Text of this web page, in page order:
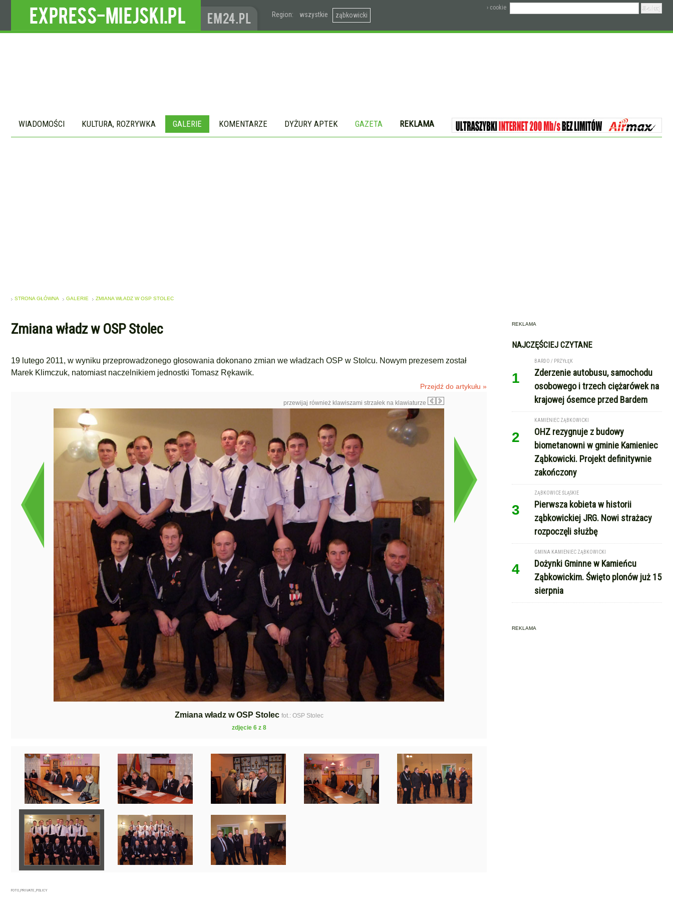
Region: wszystkie ząbkowicki
› cookie
WIADOMOŚCI KULTURA, ROZRYWKA GALERIE KOMENTARZE DYŻURY APTEK GAZETA REKLAMA
STRONA GŁÓWNA GALERIE ZMIANA WŁADZ W OSP STOLEC
Zmiana władz w OSP Stolec
19 lutego 2011, w wyniku przeprowadzonego głosowania dokonano zmian we władzach OSP w Stolcu. Nowym prezesem został
Marek Klimczuk, natomiast naczelnikiem jednostki Tomasz Rękawik.
Przejdź do artykułu »
przewijaj również klawiszami strzałek na klawiaturze
Zmiana władz w OSP Stolec fot.: OSP Stolec
zdjęcie 6 z 8
FOTO_PRIVATE_POLICY
REKLAMA
NAJCZĘŚCIEJ CZYTANE
1
BARDO / PRZYŁĘK
Zderzenie autobusu, samochodu
osobowego i trzech ciężarówek na
krajowej ósemce przed Bardem
2
KAMIENIEC ZĄBKOWICKI
OHZ rezygnuje z budowy
biometanowni w gminie Kamieniec
Ząbkowicki. Projekt definitywnie
zakończony
3
ZĄBKOWICE ŚLĄSKIE
Pierwsza kobieta w historii
ząbkowickiej JRG. Nowi strażacy
rozpoczęli służbę
4
GMINA KAMIENIEC ZĄBKOWICKI
Dożynki Gminne w Kamieńcu
Ząbkowickim. Święto plonów już 15
sierpnia
REKLAMA